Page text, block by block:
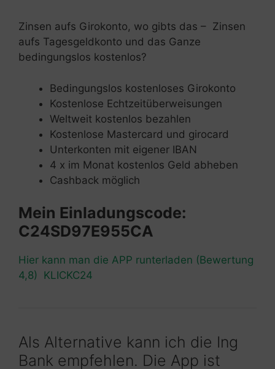
Zinsen aufs Girokonto, wo gibts das – Zinsen
aufs Tagesgeldkonto und das Ganze
bedingungslos kostenlos?
Bedingungslos kostenloses Girokonto
Kostenlose Echtzeitüberweisungen
Weltweit kostenlos bezahlen
Kostenlose Mastercard und girocard
Unterkonten mit eigener IBAN
4 x im Monat kostenlos Geld abheben
Cashback möglich
Mein Einladungscode:
C24SD97E955CA
Hier kann man die APP runterladen (Bewertung
4,8) KLICKC24
Als Alternative kann ich die Ing
Bank empfehlen. Die App ist